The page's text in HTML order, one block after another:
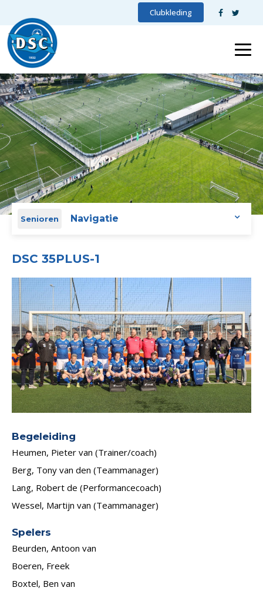
Clubkleding
Senioren Navigatie
DSC 35PLUS-1
Begeleiding
Heumen, Pieter van (Trainer/coach)
Berg, Tony van den (Teammanager)
Lang, Robert de (Performancecoach)
Wessel, Martijn van (Teammanager)
Spelers
Beurden, Antoon van
Boeren, Freek
Boxtel, Ben van